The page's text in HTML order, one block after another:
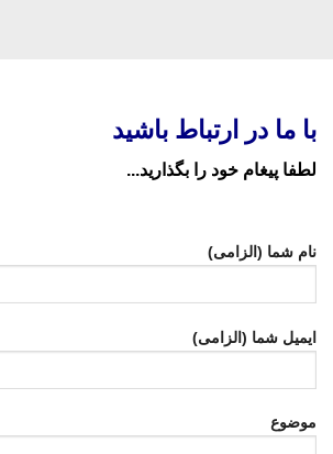
با ما در ارتباط باشید
لطفا پیغام خود را بگذارید...
نام شما (الزامی)
ایمیل شما (الزامی)
موضوع